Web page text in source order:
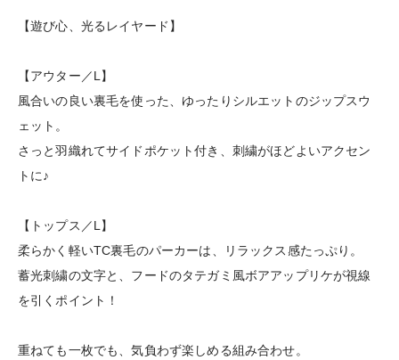
【遊び心、光るレイヤード】
【アウター／L】
風合いの良い裏毛を使った、ゆったりシルエットのジップスウ
ェット。
さっと羽織れてサイドポケット付き、刺繍がほどよいアクセン
トに♪
【トップス／L】
柔らかく軽いTC裏毛のパーカーは、リラックス感たっぷり。
蓄光刺繍の文字と、フードのタテガミ風ボアアップリケが視線
を引くポイント！
重ねても一枚でも、気負わず楽しめる組み合わせ。